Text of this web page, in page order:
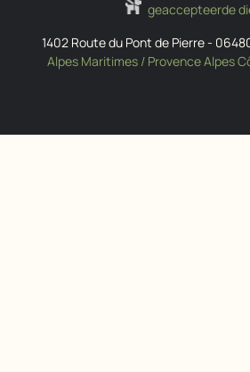
geaccepteerde
1402 Route du Pont de Pierre-
Alpes Maritimes / Provence Alpes